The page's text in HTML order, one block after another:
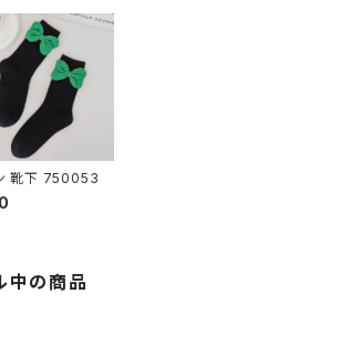
靴下 750053
中の商品